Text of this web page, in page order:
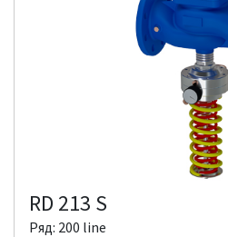
RD 213 S
Ряд: 200 line